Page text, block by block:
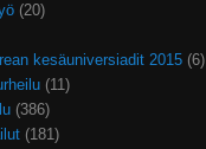
(20)
kesäuniversiadit 2015(6)
(11)
(386)
(181)